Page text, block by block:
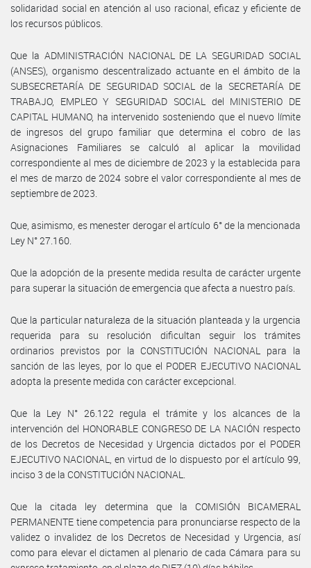
solidaridad social en atención al uso racional, eficaz y eficiente de
los recursos públicos.
Que la ADMINISTRACIÓN NACIONAL DE LA SEGURIDAD SOCIAL
(ANSES), organismo descentralizado actuante en el ámbito de la
SUBSECRETARÍA DE SEGURIDAD SOCIAL de la SECRETARÍA DE
TRABAJO, EMPLEO Y SEGURIDAD SOCIAL del MINISTERIO DE
CAPITAL HUMANO, ha intervenido sosteniendo que el nuevo límite
de ingresos del grupo familiar que determina el cobro de las
Asignaciones Familiares se calculó al aplicar la movilidad
correspondiente al mes de diciembre de 2023 y la establecida para
el mes de marzo de 2024 sobre el valor correspondiente al mes de
septiembre de 2023.
Que, asimismo, es menester derogar el artículo 6° de la mencionada
Ley N° 27.160.
Que la adopción de la presente medida resulta de carácter urgente
para superar la situación de emergencia que afecta a nuestro país.
Que la particular naturaleza de la situación planteada y la urgencia
requerida para su resolución dificultan seguir los trámites
ordinarios previstos por la CONSTITUCIÓN NACIONAL para la
sanción de las leyes, por lo que el PODER EJECUTIVO NACIONAL
adopta la presente medida con carácter excepcional.
Que la Ley N° 26.122 regula el trámite y los alcances de la
intervención del HONORABLE CONGRESO DE LA NACIÓN respecto
de los Decretos de Necesidad y Urgencia dictados por el PODER
EJECUTIVO NACIONAL, en virtud de lo dispuesto por el artículo 99,
inciso 3 de la CONSTITUCIÓN NACIONAL.
Que la citada ley determina que la COMISIÓN BICAMERAL
PERMANENTE tiene competencia para pronunciarse respecto de la
validez o invalidez de los Decretos de Necesidad y Urgencia, así
como para elevar el dictamen al plenario de cada Cámara para su